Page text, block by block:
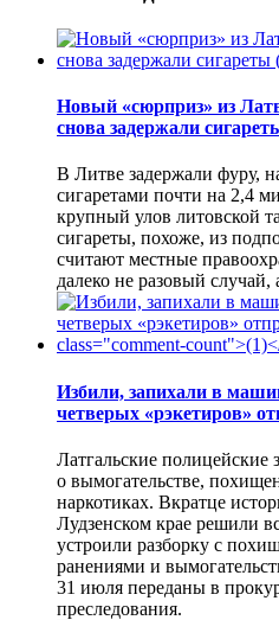
Новый «сюрприз» из
снова задержали
В Литве задержали фуру,
сигаретами почти на 2,4
крупный улов литовской
сигареты, похоже, из
считают местные
далеко не разовый
Избили, запихали в
четверых «рэкетиров»
Латгальские полицейские
о вымогательстве,
наркотиках. Вкратце
Лудзенском крае решили
устроили разборку с
ранениями и
31 июля переданы в
преследования.